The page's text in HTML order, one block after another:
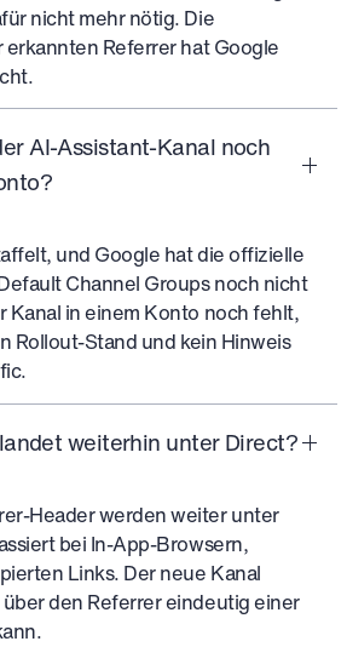
nicht mehr nötig. Die
Referrer hat Google
AI-Assistant-Kanal noch
und Google hat die offizielle
Channel Groups noch nicht
Kanal in einem Konto noch fehlt,
Rollout-Stand und kein Hinweis
weiterhin unter Direct?
Header werden weiter unter
bei In-App-Browsern,
Links. Der neue Kanal
den Referrer eindeutig einer